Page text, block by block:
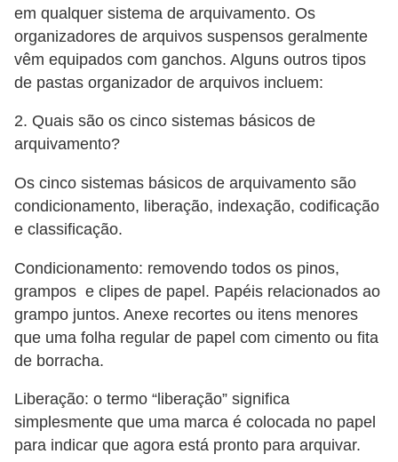
em qualquer sistema de arquivamento. Os
organizadores de arquivos suspensos geralmente
vêm equipados com ganchos. Alguns outros tipos
de pastas organizador de arquivos incluem:
2. Quais são os cinco sistemas básicos de
arquivamento?
Os cinco sistemas básicos de arquivamento são
condicionamento, liberação, indexação, codificação
e classificação.
Condicionamento: removendo todos os pinos,
grampos e clipes de papel. Papéis relacionados ao
grampo juntos. Anexe recortes ou itens menores
que uma folha regular de papel com cimento ou fita
de borracha.
Liberação: o termo “liberação” significa
simplesmente que uma marca é colocada no papel
para indicar que agora está pronto para arquivar.